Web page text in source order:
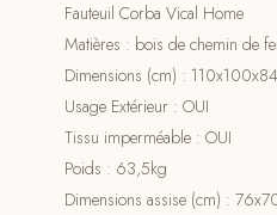
Fauteuil Corba Vical Home
Matières : bois de chemin de
Dimensions (cm) : 110x100x84
Usage Extérieur : OUI
Tissu imperméable : OUI
Poids : 63,5kg
Dimensions assise (cm) :